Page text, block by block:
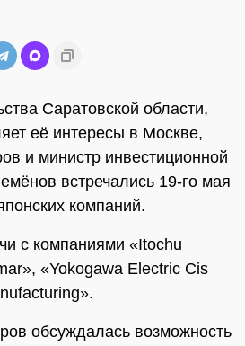
Саратовской области,
её интересы в Москве,
и министр инвестиционной
встречались 19-го мая
компаний.
с компаниями «Itochu
«Yokogawa Electric Cis
обсуждалась возможность